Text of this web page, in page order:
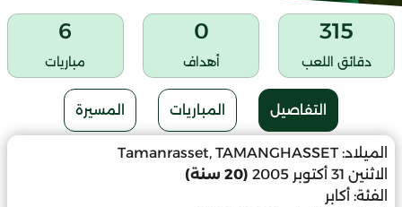
315
دقائق اللعب
0
أهداف
6
مباريات
التفاصيل المباريات المسيرة
الميلاد: Tamanrasset, TAMANGHASSET
الاثنين 31 أكتوبر 2005
(20 سنة)
الفئة: أكابر